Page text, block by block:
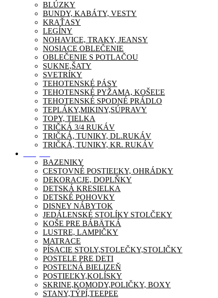
BLÚZKY
BUNDY, KABÁTY, VESTY
KRAŤASY
LEGÍNY
NOHAVICE, TRAKY, JEANSY
NOSIACE OBLEČENIE
OBLEČENIE S POTLAČOU
SUKNE,ŠATY
SVETRÍKY
TEHOTENSKÉ PÁSY
TEHOTENSKÉ PYŽAMA, KOŠEĽE
TEHOTENSKÉ SPODNÉ PRÁDLO
TEPLÁKY,MIKINY,SÚPRAVY
TOPY, TIELKA
TRIČKÁ 3/4 RUKÁV
TRIČKÁ, TUNIKY, DL.RUKÁV
TRIČKÁ, TUNIKY, KR. RUKÁV
BAZENIKY
CESTOVNÉ POSTIEĽKY, OHRÁDKY
DEKORACJE, DOPLŇKY
DETSKÁ KRESIELKA
DETSKÉ POHOVKY
DISNEY NÁBYTOK
JEDÁLENSKÉ STOLÍKY STOLČEKY
KOŠE PRE BÁBÄTKÁ
LUSTRE, LAMPIČKY
MATRACE
PÍSACIE STOLY,STOLEČKY,STOLIČKY
POSTELE PRE DETI
POSTEĽNÁ BIELIZEŇ
POSTIEĽKY,KOLÍSKY
SKRINE,KOMODY,POLIČKY, BOXY
STANY,TÝPÍ,TEEPEE